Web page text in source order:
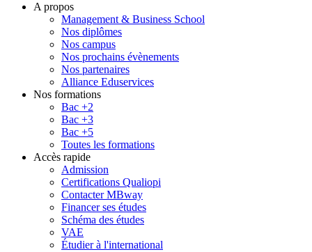
A propos
Management & Business School
Nos diplômes
Nos campus
Nos prochains évènements
Nos partenaires
Alliance Eduservices
Nos formations
Bac +2
Bac +3
Bac +5
Toutes les formations
Accès rapide
Admission
Certifications Qualiopi
Contacter MBway
Financer ses études
Schéma des études
VAE
Étudier à l'international